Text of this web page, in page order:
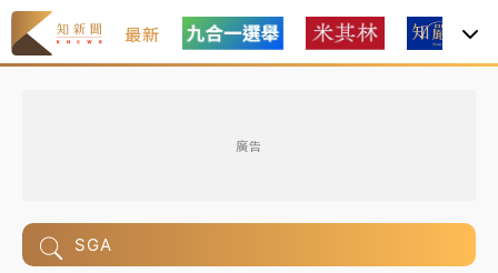
最新
廣告
SGA